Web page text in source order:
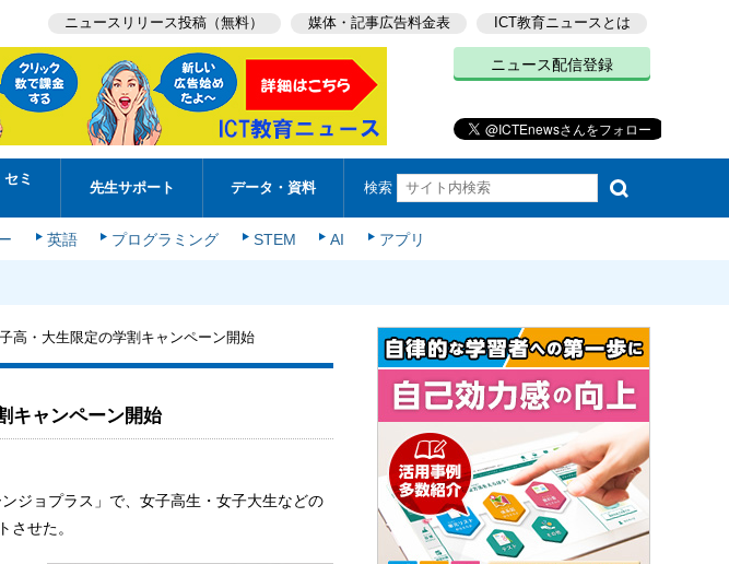
ニュースリリース投稿（無料） 媒体・記事広告料金表 ICT教育ニュースとは
ニュース配信登録
ミ
先生サポート データ・資料 検索
英語 プログラミング STEM AI アプリ
高・大生限定の学割キャンペーン開始
キャンペーン開始
ジョプラス」で、女子高生・女子大生などの
させた。